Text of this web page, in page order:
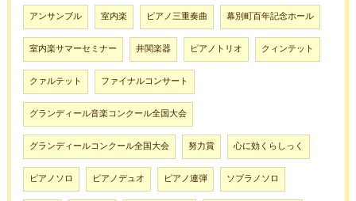
アンサンブル 室内楽 ピアノ三重奏曲 幕別町百年記念ホール
室内楽サマーセミナー 井関楽器 ピアノトリオ クィンテット
クァルテット ファイナルコンサート
グランディール音楽コンクール全国大会
グランディールコンクール全国大会 努力賞 心に効くらしっく
ピアノソロ ピアノデュオ ピアノ連弾 ソプラノソロ